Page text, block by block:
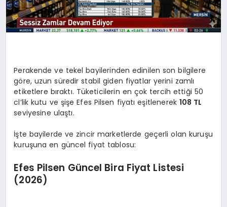
Perakende ve tekel bayilerinden edinilen son bilgilere
göre, uzun süredir stabil giden fiyatlar yerini zamlı
etiketlere bıraktı. Tüketicilerin en çok tercih ettiği 50
cl’lik kutu ve şişe Efes Pilsen fiyatı eşitlenerek 108 TL
seviyesine ulaştı.
İşte bayilerde ve zincir marketlerde geçerli olan kuruşu
kuruşuna en güncel fiyat tablosu:
Efes Pilsen Güncel Bira Fiyat Listesi
(2026)